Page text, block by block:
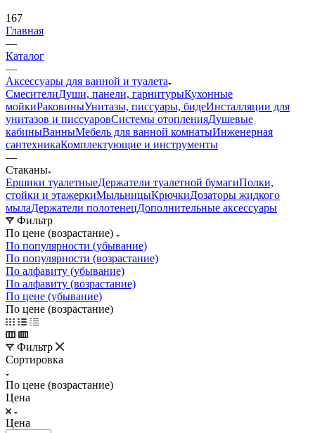
167
Главная
—
Каталог
—
Аксессуары для ванной и туалета
СмесителиДуши, панели, гарнитурыКухонные
мойкиРаковиныУнитазы, писсуары, бидеИнсталляции для
унитазов и писсуаровСистемы отопленияДушевые
кабиныВанныМебель для ванной комнатыИнженерная
сантехникаКомплектующие и инструменты
—
Стаканы
Ершики туалетныеДержатели туалетной бумагиПолки,
стойки и этажеркиМыльницыКрючкиДозаторы жидкого
мылаДержатели полотенецДополнительные аксессуары
Фильтр
По цене (возрастание)
По популярности (убывание)
По популярности (возрастание)
По алфавиту (убывание)
По алфавиту (возрастание)
По цене (убывание)
По цене (возрастание)
Фильтр
Сортировка
По цене (возрастание)
Цена
Цена